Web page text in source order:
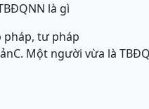
là gì
pháp, tư pháp
C. Một người vừa là